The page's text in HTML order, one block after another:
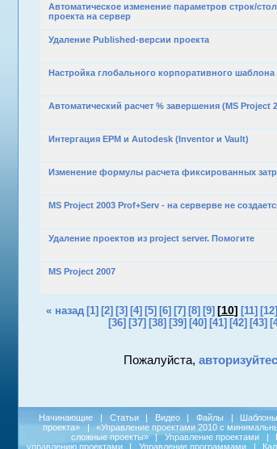
Автоматическое изменение параметров строк/
проекта на сервер
Удаление Published-версии проекта
Настройка глобального корпоративного шаблона
Автоматический расчет % завершения (MS Project
Интергация EPM и Autodesk (Inventor и Vault)
Изменение формулы расчета фиксированных
MS Project 2003 Prof+Serv - на серверве не
Удаление проектов из project server. Помогите
MS Project 2007
« назад [1] [2] [3] [4] [5] [6] [7] [8] [9] [10] [11] [12]
[36] [37] [38] [39] [40] [41] [42] [43]
Пожалуйста,
Начинающие | Статьи | Видео | Файлы |
проекта»
| «Управление проектами 2010 с
сложные проекты»
| Управление проектами |
управлению проектами
| Управление программами |